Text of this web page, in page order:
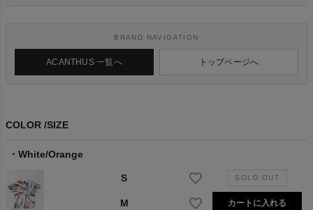
BRAND NAVIGATION
ACANTHUS 一覧へ トップページへ
COLOR SIZE
White/Orange
S
M カートに入れる